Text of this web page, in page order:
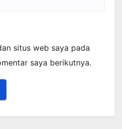
situs web saya pada
saya berikutnya.